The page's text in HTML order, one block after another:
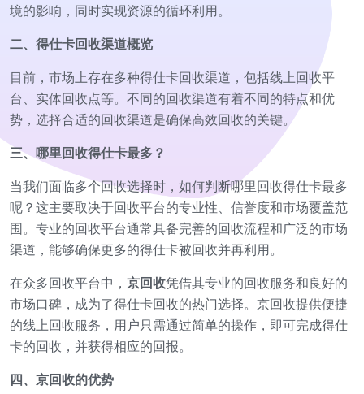
境的影响，同时实现资源的循环利用。
二、得仕卡回收渠道概览
目前，市场上存在多种得仕卡回收渠道，包括线上回收平
台、实体回收点等。不同的回收渠道有着不同的特点和优
势，选择合适的回收渠道是确保高效回收的关键。
三、哪里回收得仕卡最多？
当我们面临多个回收选择时，如何判断哪里回收得仕卡最多
呢？这主要取决于回收平台的专业性、信誉度和市场覆盖范
围。专业的回收平台通常具备完善的回收流程和广泛的市场
渠道，能够确保更多的得仕卡被回收并再利用。
在众多回收平台中， 京回收凭借其专业的回收服务和良好的
市场口碑，成为了得仕卡回收的热门选择。京回收提供便捷
的线上回收服务，用户只需通过简单的操作，即可完成得仕
卡的回收，并获得相应的回报。
四、京回收的优势